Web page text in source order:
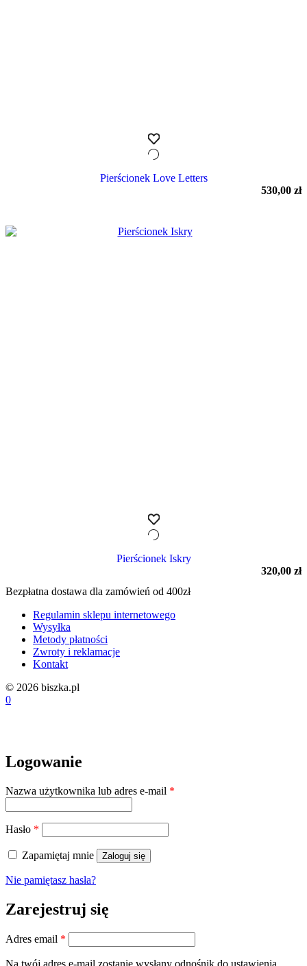
Pierścionek Love Letters
530,00 zł
Pierścionek Iskry
320,00 zł
Bezpłatna dostawa dla zamówień od 400zł
Regulamin sklepu internetowego
Wysyłka
Metody płatności
Zwroty i reklamacje
Kontakt
© 2026 biszka.pl
0
Logowanie
Nazwa użytkownika lub adres e-mail *
Hasło *
Zapamiętaj mnie Zaloguj się
Nie pamiętasz hasła?
Zarejestruj się
Adres email *
Na twój adres e-mail zostanie wysłany odnośnik do ustawienia